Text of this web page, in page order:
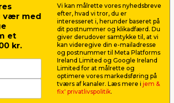
Tlf. kundeservice: 79425942
Tlf. administration: 76413500
kundeservice@jemfix.com
Se vores e-mærket certifikat her
vær med
et
kr.
Vi kan målrette vores nyhedsbreve
efter, hvad vi tror, du er
interesseret i, herunder baseret på
dit postnummer og klikadfærd. Du
giver derudover samtykke til, at vi
kan videregive din e-mailadresse
og postnummer til Meta Platforms
Ireland Limited og Google Ireland
Limited for at målrette og
optimere vores markedsføring på
tværs af kanaler. Læs mere i jem &
fix' privatlivspolitik.